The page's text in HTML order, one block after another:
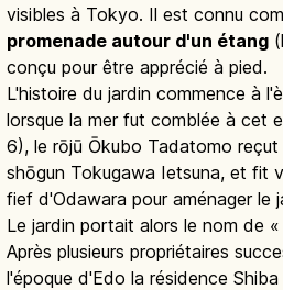
visibles à Tokyo. Il est connu
promenade autour d'un étang
conçu pour être apprécié à pied.
L'histoire du jardin commence à
lorsque la mer fut comblée à cet
6), le rōjū Ōkubo Tadatomo reçut
shōgun Tokugawa Ietsuna, et fit
fief d'Odawara pour aménager le
Le jardin portait alors le nom de «
Après plusieurs propriétaires
l'époque d'Edo la résidence